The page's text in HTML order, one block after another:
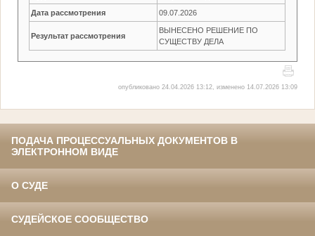
Дата рассмотрения 09.07.2026
Результат рассмотрения
ВЫНЕСЕНО РЕШЕНИЕ ПО
СУЩЕСТВУ ДЕЛА
опубликовано 24.04.2026 13:12, изменено 14.07.2026 13:09
ПОДАЧА ПРОЦЕССУАЛЬНЫХ ДОКУМЕНТОВ В
ЭЛЕКТРОННОМ ВИДЕ
О СУДЕ
СУДЕЙСКОЕ СООБЩЕСТВО